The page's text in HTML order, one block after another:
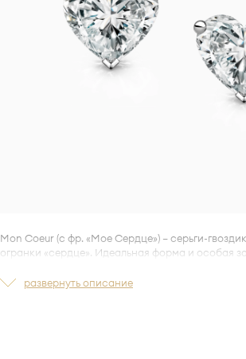
Mon Coeur (с фр. «Мое Сердце») – серьги-
огранки «сердце». Идеальная форма и особая
вне зависимостиот толщины мочки уха.
развернуть описание